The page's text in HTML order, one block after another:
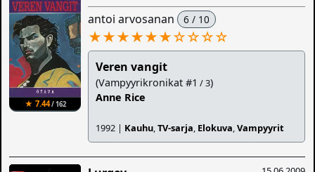
★ 7.44/ 162
antoi arvosanan 6 / 10
★★★★★★☆☆☆☆
Veren vangit
(Vampyyrikronikat #1 / 3)
Anne Rice
1992 | Kauhu,TV-sarja, Elokuva,Vampyyrit